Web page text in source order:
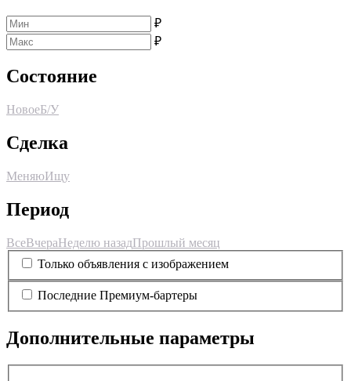
₽
₽
Состояние
НовоеБ/У
Сделка
МеняюИщу
Период
ВсеВчераНеделю назадПрошлый месяц
Только объявления с изображением
Последние Премиум-бартеры
Дополнительные параметры